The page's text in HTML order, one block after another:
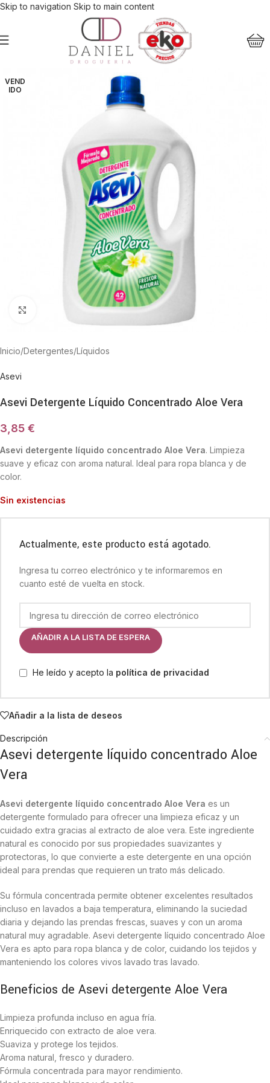
Skip to navigation Skip to main content
VEND
IDO
Haga Click para agrandar
Inicio/Detergentes/Líquidos
Asevi
Asevi Detergente Líquido Concentrado Aloe Vera
3,85 €
Asevi detergente líquido concentrado Aloe Vera. Limpieza
suave y eficaz con aroma natural. Ideal para ropa blanca y de
color.
Sin existencias
Actualmente, este producto está agotado.
Ingresa tu correo electrónico y te informaremos en
cuanto esté de vuelta en stock.
AÑADIR A LA LISTA DE ESPERA
He leído y acepto la política de privacidad
Añadir a la lista de deseos
Descripción
Asevi detergente líquido concentrado Aloe
Vera
Asevi detergente líquido concentrado Aloe Vera es un
detergente formulado para ofrecer una limpieza eficaz y un
cuidado extra gracias al extracto de aloe vera. Este ingrediente
natural es conocido por sus propiedades suavizantes y
protectoras, lo que convierte a este detergente en una opción
ideal para prendas que requieren un trato más delicado.
Su fórmula concentrada permite obtener excelentes resultados
incluso en lavados a baja temperatura, eliminando la suciedad
diaria y dejando las prendas frescas, suaves y con un aroma
natural muy agradable. Asevi detergente líquido concentrado Aloe
Vera es apto para ropa blanca y de color, cuidando los tejidos y
manteniendo los colores vivos lavado tras lavado.
Beneficios de Asevi detergente Aloe Vera
Limpieza profunda incluso en agua fría.
Enriquecido con extracto de aloe vera.
Suaviza y protege los tejidos.
Aroma natural, fresco y duradero.
Fórmula concentrada para mayor rendimiento.